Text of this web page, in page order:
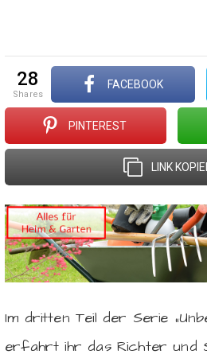
28
shares
FACEBOOK
PINTEREST
LINK
Im dritten Teil der Serie
erfahrt ihr das Richter und